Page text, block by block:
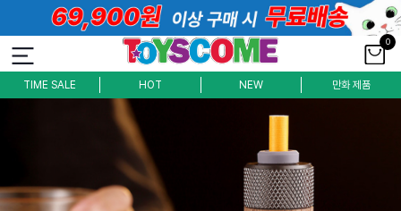
0
TIME SALE HOT NEW 만화 제품